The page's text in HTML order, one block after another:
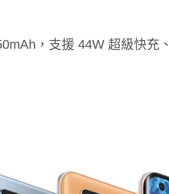
，支援 44W 超級快充